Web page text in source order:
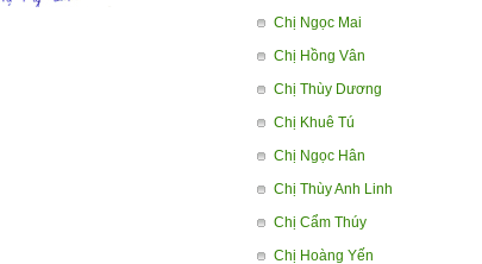
Chị Ngọc Mai
Chị Hồng Vân
Chị Thùy Dương
Chị Khuê Tú
Chị Ngọc Hân
Chị Thùy Anh Linh
Chị Cẩm Thúy
Chị Hoàng Yến